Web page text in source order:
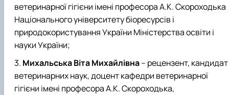
ветеринарної гігієни імені професора А.К. Скороходька
Національного університету біоресурсів і
природокористування України Міністерства освіти і
науки України;
Михальська Віта Михайлівна– рецензент, кандидат
ветеринарних наук, доцент кафедри ветеринарної
гігієни імені професора А.К. Скороходька,